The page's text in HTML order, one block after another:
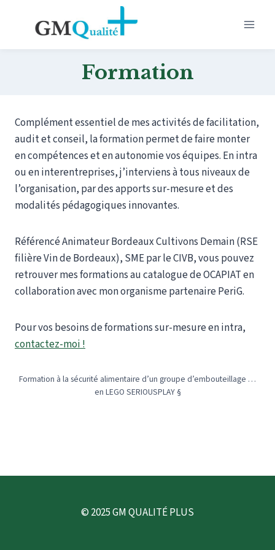
Formation
Complément essentiel de mes activités de facilitation,
audit et conseil, la formation permet de faire monter
en compétences et en autonomie vos équipes. En intra
ou en interentreprises, j’interviens à tous niveaux de
l’organisation, par des apports sur-mesure et des
modalités pédagogiques innovantes.
Référencé Animateur Bordeaux Cultivons Demain (RSE
filière Vin de Bordeaux), SME par le CIVB, vous pouvez
retrouver mes formations au catalogue de OCAPIAT en
collaboration avec mon organisme partenaire PeriG.
Pour vos besoins de formations sur-mesure en intra,
contactez-moi !
Formation à la sécurité alimentaire d’un groupe d’embouteillage …
en LEGO SERIOUSPLAY §
© 2025 GM QUALITÉ PLUS